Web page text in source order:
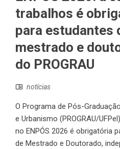
trabalhos é
para estudantes
mestrado e
do PROGRAU
notícias
O Programa de Pós-
e Urbanismo (PROGRAU/
no ENPÓS 2026 é obrigatória
de Mestrado e Doutorado,